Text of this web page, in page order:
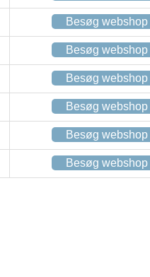
Besøg webshop
Besøg webshop
Besøg webshop
Besøg webshop
Besøg webshop
Besøg webshop